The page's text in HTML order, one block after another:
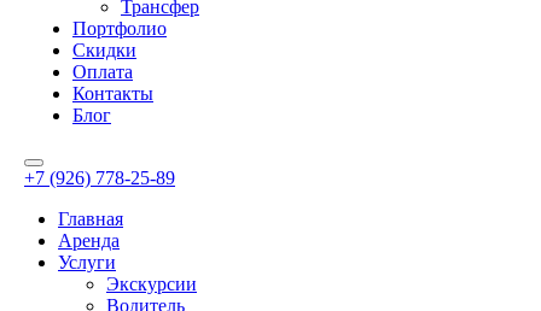
Трансфер
Портфолио
Скидки
Оплата
Контакты
Блог
+7 (926) 778-25-89
Главная
Аренда
Услуги
Экскурсии
Водитель